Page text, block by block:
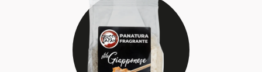
FRAGRANTE
DELICATA
RICERCATA